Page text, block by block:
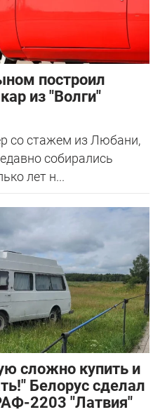
построил
из "Волги"
со стажем из Любани,
собирались
лет н...
сложно купить и
Белорус сделал
2203 "Латвия"